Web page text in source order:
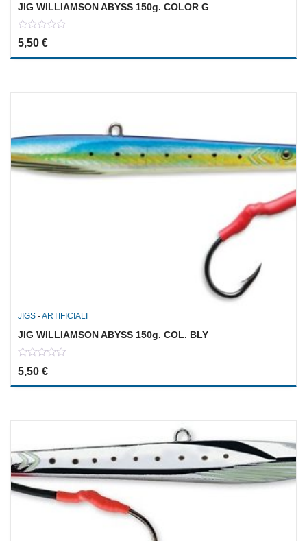
JIG WILLIAMSON ABYSS 150g. COLOR G
0
out
of
5,50 €
JIGS -ARTIFICIALI
JIG WILLIAMSON ABYSS 150g. COL. BLY
0
out
of
5,50 €